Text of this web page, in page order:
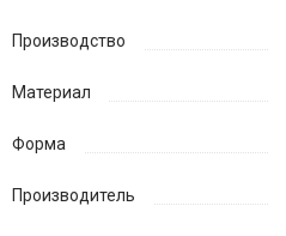
Производство
Материал
Форма
Производитель